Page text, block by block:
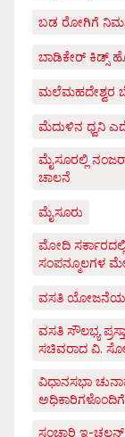
ಬಡ ರೋಗಿಗೆ
ಬಾಡಿಕೇರ್ ಕಿಡ್ಸ್
ಮಲೆಮಹದೇಶ್ವರ
ಮೆದುಳಿನ ಧ್ವನಿ
ಮೈಸೂರಲ್ಲಿ
ಚಾಲನೆ
ಮೈಸೂರು
ಮೋದಿ
ಸಂಪನ್ಮೂಲಗಳ
ವಸತಿ ಯೋಜನೆಯ
ವಸತಿ ಸೌಲಭ್ಯ
ಸಚಿವರಾದ ವಿ.
ವಿಧಾನಸಭಾ
ಸಂಚಾರಿ ಇ-ಚಲನ್